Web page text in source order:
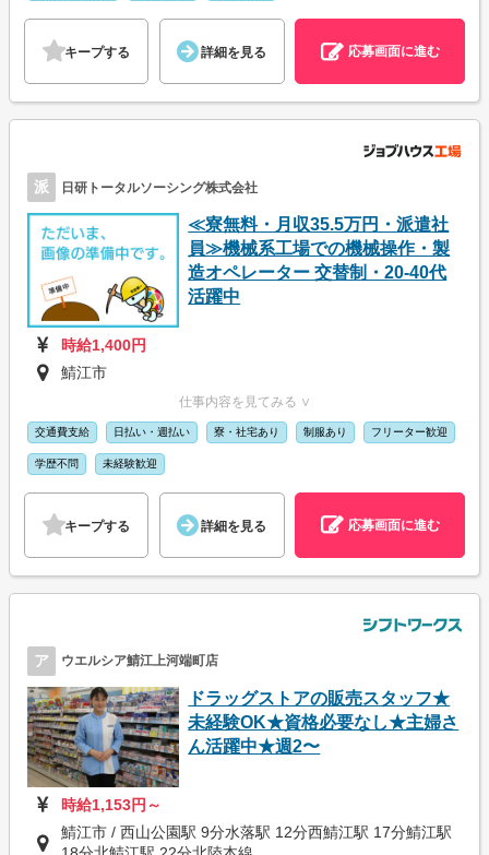
キープする 詳細を見る 応募画面に進む
派 日研トータルソーシング株式会社
≪寮無料・月収35.5万円・派遣社
員≫機械系工場での機械操作・製
造オペレーター 交替制・20-40代
活躍中
時給1,400円
鯖江市
仕事内容を見てみる ∨
交通費支給 日払い・週払い 寮・社宅あり 制服あり フリーター歓迎
学歴不問 未経験歓迎
キープする 詳細を見る 応募画面に進む
ア ウエルシア鯖江上河端町店
ドラッグストアの販売スタッフ★
未経験OK★資格必要なし★主婦さ
ん活躍中★週2〜
時給1,153円～
鯖江市 / 西山公園駅 9分水落駅 12分西鯖江駅 17分鯖江駅